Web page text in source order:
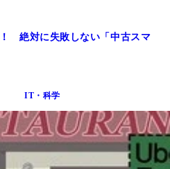
絶対に失敗しない「中古スマ
IT・科学